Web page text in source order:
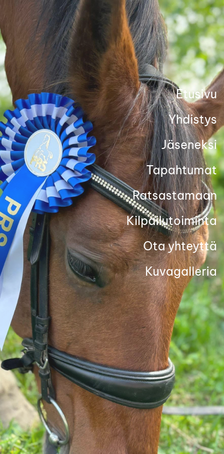
Siirry
sivun
sisältöön
Etusivu
Yhdistys
Jäseneksi
Tapahtumat
Ratsastamaan
Kilpailutoiminta
Ota yhteyttä
Kuvagalleria